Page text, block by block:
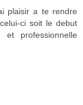
plaisir a te rendre
ci soit le debut
et professionnelle